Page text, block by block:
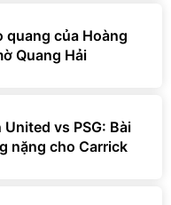
quang của Hoàng
Quang Hải
vs PSG: Bài
nặng cho Carrick